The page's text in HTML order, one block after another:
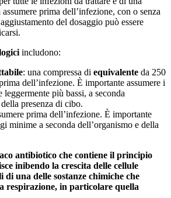
prima dell’infezione, con o senza
del dosaggio può essere
includono:
: una compressa di equivalente da 250
dell’infezione. È importante assumere i
leggermente più bassi, a seconda
presenza di cibo.
prima dell’infezione. È importante
minime a seconda dell’organismo e della
antibiotico che contiene il principio
inibendo la crescita delle cellule
di una delle sostanze chimiche che
respirazione, in particolare quella